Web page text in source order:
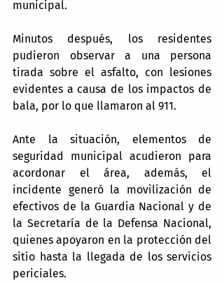
municipal.
Minutos después, los residentes
pudieron observar a una persona
tirada sobre el asfalto, con lesiones
evidentes a causa de los impactos de
bala, por lo que llamaron al 911.
Ante la situación, elementos de
seguridad municipal acudieron para
acordonar el área, además, el
incidente generó la movilización de
efectivos de la Guardia Nacional y de
la Secretaría de la Defensa Nacional,
quienes apoyaron en la protección del
sitio hasta la llegada de los servicios
periciales.